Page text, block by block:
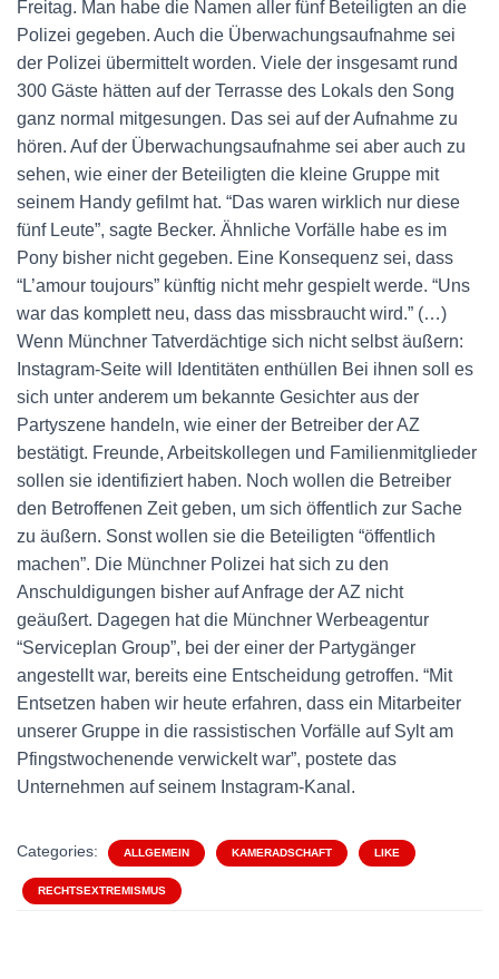
Freitag. Man habe die Namen aller fünf Beteiligten an die
Polizei gegeben. Auch die Überwachungsaufnahme sei
der Polizei übermittelt worden. Viele der insgesamt rund
300 Gäste hätten auf der Terrasse des Lokals den Song
ganz normal mitgesungen. Das sei auf der Aufnahme zu
hören. Auf der Überwachungsaufnahme sei aber auch zu
sehen, wie einer der Beteiligten die kleine Gruppe mit
seinem Handy gefilmt hat. “Das waren wirklich nur diese
fünf Leute”, sagte Becker. Ähnliche Vorfälle habe es im
Pony bisher nicht gegeben. Eine Konsequenz sei, dass
“L’amour toujours” künftig nicht mehr gespielt werde. “Uns
war das komplett neu, dass das missbraucht wird.” (…)
Wenn Münchner Tatverdächtige sich nicht selbst äußern:
Instagram-Seite will Identitäten enthüllen Bei ihnen soll es
sich unter anderem um bekannte Gesichter aus der
Partyszene handeln, wie einer der Betreiber der AZ
bestätigt. Freunde, Arbeitskollegen und Familienmitglieder
sollen sie identifiziert haben. Noch wollen die Betreiber
den Betroffenen Zeit geben, um sich öffentlich zur Sache
zu äußern. Sonst wollen sie die Beteiligten “öffentlich
machen”. Die Münchner Polizei hat sich zu den
Anschuldigungen bisher auf Anfrage der AZ nicht
geäußert. Dagegen hat die Münchner Werbeagentur
“Serviceplan Group”, bei der einer der Partygänger
angestellt war, bereits eine Entscheidung getroffen. “Mit
Entsetzen haben wir heute erfahren, dass ein Mitarbeiter
unserer Gruppe in die rassistischen Vorfälle auf Sylt am
Pfingstwochenende verwickelt war”, postete das
Unternehmen auf seinem Instagram-Kanal.
Categories: ALLGEMEIN KAMERADSCHAFT LIKE
RECHTSEXTREMISMUS